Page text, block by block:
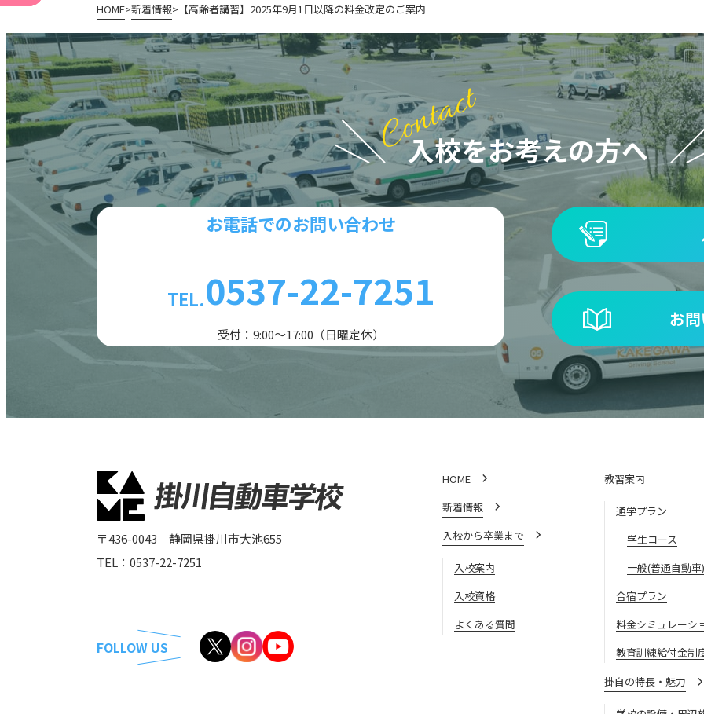
HOME 新着情報 【高齢者講習】2025年9月1日以降の料金改定のご案内
入校をお考えの方へ
お電話でのお問い合わせ
TEL.0537-22-7251
受付：9:00〜17:00（日曜定休）
お
〒436-0043 静岡県掛川市大池655
TEL：0537-22-7251
HOME
新着情報
入校から卒業まで
入校案内
入校資格
よくある質問
教習案内
通学プラン
学生コース
一般(普通自動車
合宿プラン
料金シミュレーシ
教育訓練給付金制
掛自の特長・魅力
FOLLOW US